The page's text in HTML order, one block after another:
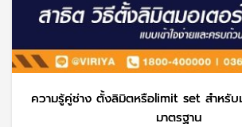
ความรู้คู่ช่าง ตั้งลิมิตหรือlimit set สำหรับ
มาตรฐาน